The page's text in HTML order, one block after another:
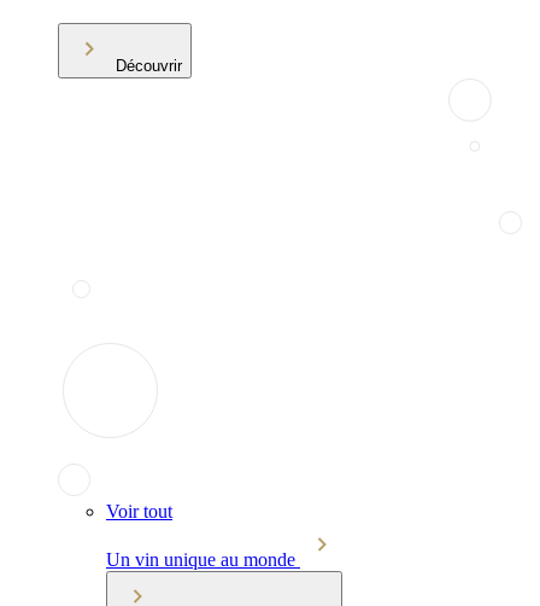
Découvrir
Voir tout
Un vin unique au monde